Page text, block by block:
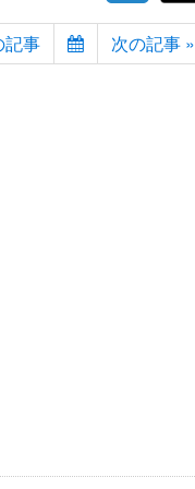
記事 次の記事 »